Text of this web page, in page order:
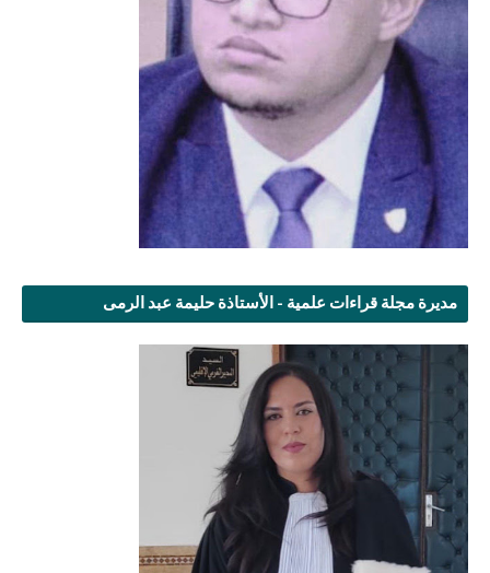
مديرة مجلة قراءات علمية - الأستاذة حليمة عبد الرمى